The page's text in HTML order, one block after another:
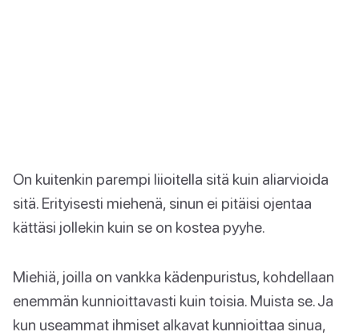
On kuitenkin parempi liioitella sitä kuin aliarvioida
sitä. Erityisesti miehenä, sinun ei pitäisi ojentaa
kättäsi jollekin kuin se on kostea pyyhe.
Miehiä, joilla on vankka kädenpuristus, kohdellaan
enemmän kunnioittavasti kuin toisia. Muista se. Ja
kun useammat ihmiset alkavat kunnioittaa sinua,